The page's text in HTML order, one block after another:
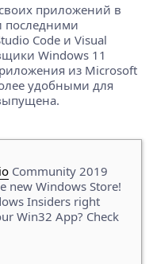
приложений в
последними
Code и Visual
Windows 11
из Microsoft
удобными для
Community 2019
new Windows Store!
Insiders right
Win32 App? Check